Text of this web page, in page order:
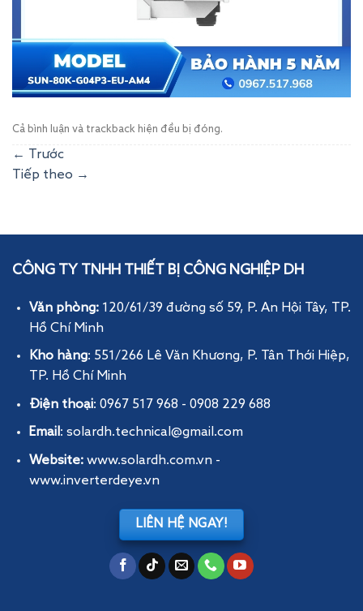
Cả bình luận và trackback hiện đều bị đóng.
←
Trước
Tiếp theo →
CÔNG TY TNHH THIẾT BỊ CÔNG NGHIỆP DH
Văn phòng: 120/61/39 đường số 59, P. An Hội Tây, TP.
Hồ Chí Minh
Kho hàng: 551/266 Lê Văn Khương, P. Tân Thới Hiệp,
TP. Hồ Chí Minh
Điện thoại: 0967 517 968 - 0908 229 688
Email: solardh.technical@gmail.com
Website: www.solardh.com.vn-
www.inverterdeye.vn
LIÊN HỆ NGAY!